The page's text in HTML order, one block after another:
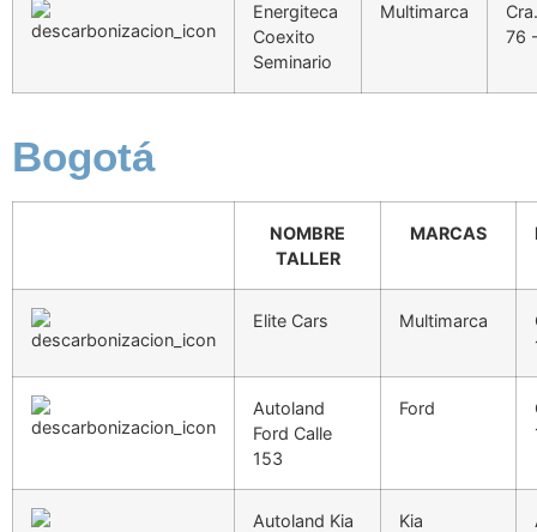
Energiteca
Coexito
Seminario
Multimarca
76
Bogotá
NOMBRE
TALLER
MARCAS
Elite Cars Multimarca
Autoland
Ford Calle
153
Ford
Autoland Kia
Kia